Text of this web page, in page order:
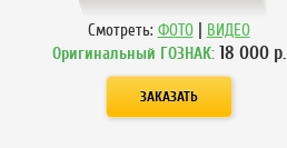
Смотреть: ФОТО | ВИДЕО
Оригинальный ГОЗНАК: 18 000р.